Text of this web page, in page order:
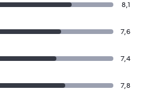
8,1
7,6
7,4
7,8